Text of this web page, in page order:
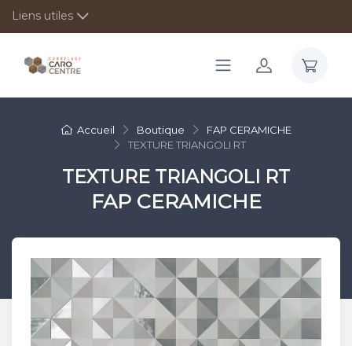
Liens utiles
Accueil Boutique
FAP CERAMICHE
TEXTURE TRIANGOLI RT
TEXTURE TRIANGOLI RT
FAP CERAMICHE